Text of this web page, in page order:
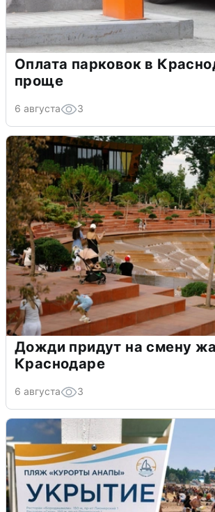
Оплата парковок в
проще
6 августа 3
Дожди придут на смену
Краснодаре
6 августа 3